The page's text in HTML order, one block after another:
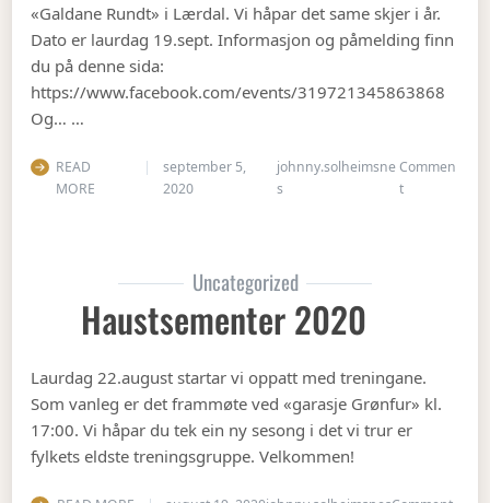
«Galdane Rundt» i Lærdal. Vi håpar det same skjer i år.
Dato er laurdag 19.sept. Informasjon og påmelding finn
du på denne sida:
https://www.facebook.com/events/319721345863868
Og… …
READ
MORE
september 5,
2020
johnny.solheimsne
s
Commen
ton Gubbetur
Uncategorized
Haustsementer 2020
Laurdag 22.august startar vi oppatt med treningane.
Som vanleg er det frammøte ved «garasje Grønfur» kl.
17:00. Vi håpar du tek ein ny sesong i det vi trur er
fylkets eldste treningsgruppe. Velkommen!